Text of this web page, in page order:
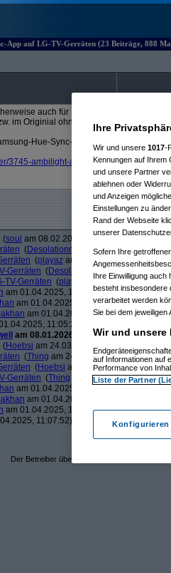
App auf LG-TV-Gerräten (23 Beiträge, 888
auch für LG das auf den Markt
im Originial ohne App natürlich für Philips)
Hue-Sync-Lösung?
3745-ambilight-am-lg-oled-philips-hue-
(soul am 08.02.2025, 22:57:17)
(Desolationrob
am 10.02.2025,
(playaz am 10.02.2025, 12:03:05)
Gerräten (Desolationrob am 10.02.2025,
TV-Gerräten (playaz
am 10.02.2025,
am 01.04.2025, 11:09:59)
am 01.04.2025, 11:11:32)
am 01.04.2025, 11:17:32)
11:05:25)
am 08.01.2026, 10:33:47)
(Hoebsi am 24.03.2025, 14:24:57)
(Thing am 24.03.2025, 21:14:06)
(Hoebsi am 26.03.2025, 12:03:22)
Gerräten (Thing am 29.03.2025, 08:56:18)
am 01.04.2025, 10:39:37)
am 01.04.2025, 11:03:59)
am 01.04.2025, 11:00:55)
11:07:52)
Der Betreiber übernimmt keine
Ihre
Wir und unsere 1017-
Kennungen auf Ihrem
und unsere Partner
ablehnen oder
und Anzeigen
Einstellungen zu
Rand der Webseite
unserer
Sofern Ihre
Ihre Einwilligung auch
besteht insbesondere
verarbeitet werden
Sie bei dem jeweiligen
Wir und unsere
auf Informationen auf
Performance von
Liste der Partner
Konfigurieren